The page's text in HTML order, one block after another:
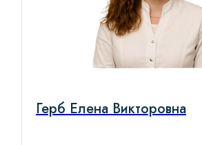
Герб Елена Викторовна